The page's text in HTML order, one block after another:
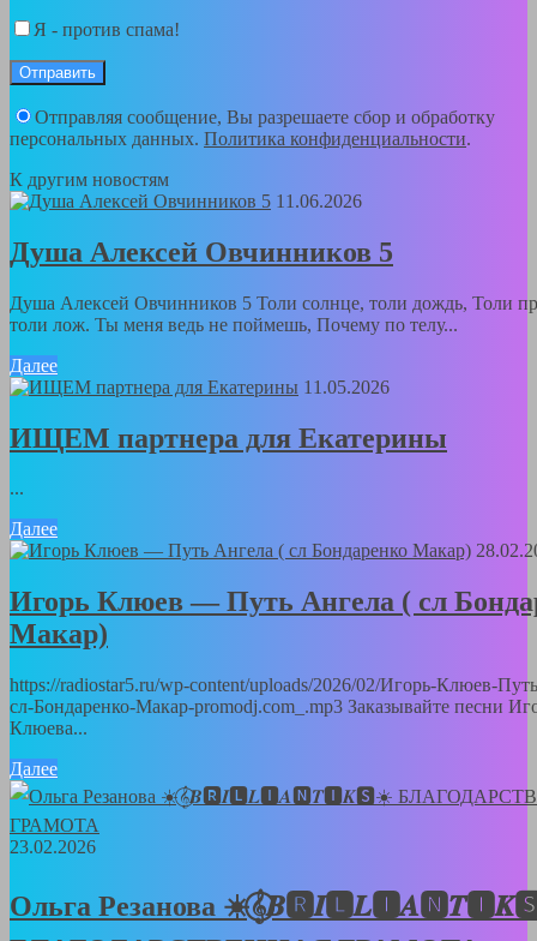
Я - против спама!
Отправляя сообщение, Вы разрешаете сбор и обработку
персональных данных. Политика конфиденциальности.
К другим новостям
11.06.2026
Душа Алексей Овчинников 5
Душа Алексей Овчинников 5 Толи солнце, толи дождь, Толи
толи лож. Ты меня ведь не поймешь, Почему по телу...
Далее
11.05.2026
ИЩЕМ партнера для Екатерины
...
Далее
Игорь Клюев — Путь Ангела ( сл
Макар)
https://radiostar5.ru/wp-content/uploads/2026/02/Игорь-Клюев-
сл-Бондаренко-Макар-promodj.com_.mp3 Заказывайте песни
Клюева...
Далее
23.02.2026
Ольга Резанова